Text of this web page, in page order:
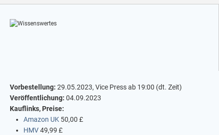
Vorbestellung: 29.05.2023, Vice Press ab 19:00 (dt. Zeit)
Veröffentlichung: 04.09.2023
Kauflinks, Preise:
Amazon UK 50,00 £
HMV49,99 £